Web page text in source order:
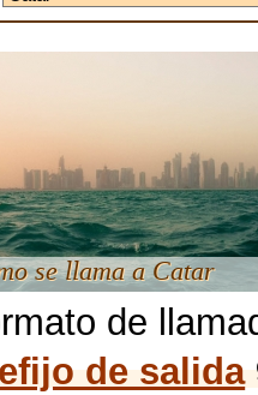
se llama a Catar
de
de salida